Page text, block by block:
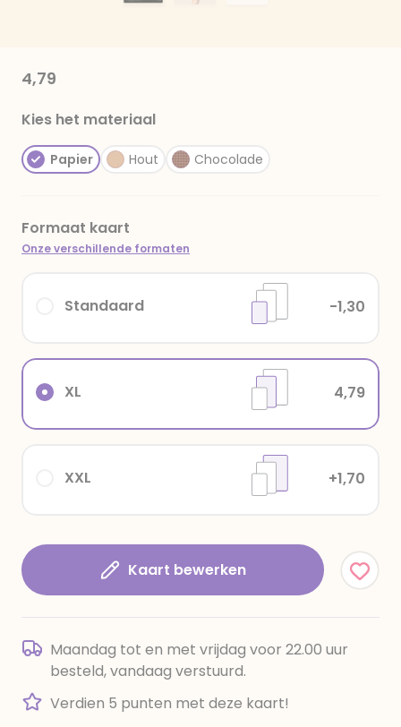
4,79
Kies het materiaal
Papier Hout Chocolade
Formaat kaart
Onze verschillende formaten
XXL +1,70
XL 4,79
Standaard -1,30
Kaart bewerken
Maandag tot en met vrijdag voor 22.00 uur
besteld, vandaag verstuurd.
Verdien 5 punten met deze kaart!